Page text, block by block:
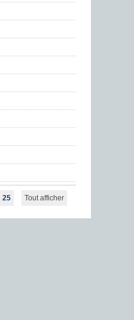
25 Tout afficher